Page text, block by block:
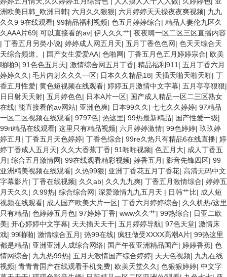
洲欧美日韩_欧洲日韩| 六月久久狠狠| 六月婷婷天天操夜夜爽视频| 九九
久久9 9在线观看| 99精品福利视频| 色五月婷婷综合| 精品人妻伦九区久
久AAA片69| 可以直接看的av| 伊人久久艹| 夜夜嗨一区二区三区直播内容
| 丁香五月另类小说| 婷婷成人网五月天| 五月丁香色色网| 色天天综合天
天综合频道。 | 国产女生爱爱AA| 色啪网| 丁香五月色五月婷婷宗合| 欧美
啪啪9| 91色色五月天| 激情综合网五月丁香| 精品福利911 | 五月丁香六月
婷婷久久 | 毛片内射久久久一区| 日本久久精品18| 天插天啪天啪天啪| 丁
香五月性爱| 黄色短视频在线观看| 婷婷五月激情中文字幕| 五月亭亭狠狠|
日日射天天射| 五月婷色色| 日本A片一区| 国产成人精品一区二三区熟女
在线| 能直接看的av网站| 亚洲色爽| 日本99久久 | 七七久久婷婷| 97精品
一区二区视频在线观看| 9797色| 热这里| 99热最新精品| 国产性爱一级|
99ri精品在线观看| 这里只有精品视频| 六月婷婷激情| 99色婷婷| 玖玖婷
婷五月 | 丁香五月天色婷婷| 丁香色综合| 99re久热只有精品6在线直播| 婷
婷丁香成人五月天| 久久大香蕉丁香| 91啪啪视频| 色五月大| 成人丁香五
月 | 综合五月激情网| 99在线观看精彩视频| 婷香五月 | 影音先锋四区| 99
亚洲精美视频在线观看| 久热99狠| 亚洲丁香花五月丁香花| 高清无码中文
字幕影片| 丁香在线视频| 久久ab| 久久九九爽| 丁香五月激情综合| 婷婷五
月天久久 | 久99热| 综合综合网| 深爱激情九九五月天 | 日韩艹比| 成人短
视频在线观看| 成人国产欧美大片一区| 丁香六月婷婷综合| 久久机热/这里
只有精品| 色婷婷五月色| 97婷婷丁香| www久久艹| 99热综合| 日亚二欧
美| 开心婷婷中文字幕| 天天插天天干| 五月婷婷导航| 97色天堂| 激情床
戏| 99啪啪| 激情综合五月 | 热99在线| 疯狂做受XXXX高潮A片| 99热这里
都是精品| 亚洲亚洲人成综合网络| 国产午夜亚洲精品国产| 婷婷香蕉| 色
情网综合| 九九热99热| 五月天激情国产综合婷婷| 天天色视频| 九九在线
视频| 青青青国产在线观看手机免费| 欧美天堂久久 | 色狠狠婷婷| 中文字